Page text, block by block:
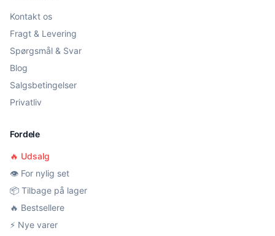
Kontakt os
Fragt & Levering
Spørgsmål & Svar
Blog
Salgsbetingelser
Privatliv
Fordele
🔥 Udsalg
👁️ For nylig set
📦 Tilbage på lager
🔥 Bestsellere
⚡ Nye varer